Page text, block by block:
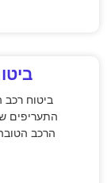
ביטוח
התעריפים
הרכב